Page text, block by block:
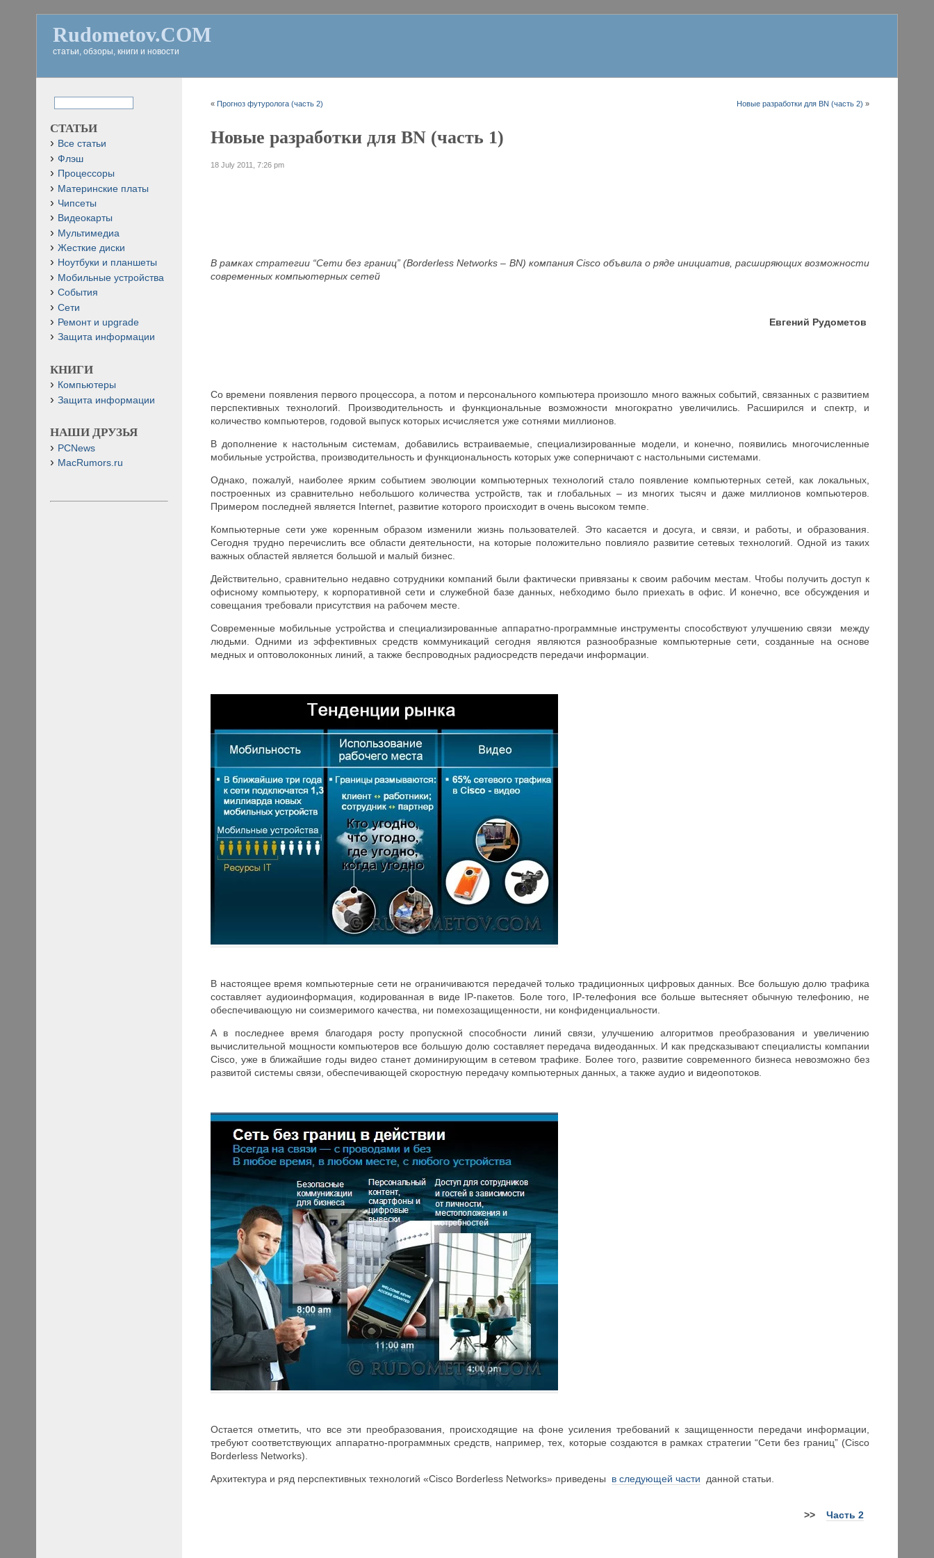
Rudometov.COM
статьи, обзоры, книги и новости
«Прогноз футуролога (часть 2) Новые разработки для BN (часть 2) »
Новые разработки для BN (часть 1)
18 July 2011, 7:26 pm
В рамках стратегии “Сети без границ” (Borderless Networks – BN) компания Cisco объвила о ряде инициатив, расширяющих возможности
современных компьютерных сетей
Евгений Рудометов
Со времени появления первого процессора, а потом и персонального компьютера произошло много важных событий, связанных с развитием
перспективных технологий. Производительность и функциональные возможности многократно увеличились. Расширился и спектр, и
количество компьютеров, годовой выпуск которых исчисляется уже сотнями миллионов.
В дополнение к настольным системам, добавились встраиваемые, специализированные модели, и конечно, появились многочисленные
мобильные устройства, производительность и функциональность которых уже соперничают с настольными системами.
Однако, пожалуй, наиболее ярким событием эволюции компьютерных технологий стало появление компьютерных сетей, как локальных,
построенных из сравнительно небольшого количества устройств, так и глобальных – из многих тысяч и даже миллионов компьютеров.
Примером последней является Internet, развитие которого происходит в очень высоком темпе.
Компьютерные сети уже коренным образом изменили жизнь пользователей. Это касается и досуга, и связи, и работы, и образования.
Сегодня трудно перечислить все области деятельности, на которые положительно повлияло развитие сетевых технологий. Одной из таких
важных областей является большой и малый бизнес.
Действительно, сравнительно недавно сотрудники компаний были фактически привязаны к своим рабочим местам. Чтобы получить доступ к
офисному компьютеру, к корпоративной сети и служебной базе данных, небходимо было приехать в офис. И конечно, все обсуждения и
совещания требовали присутствия на рабочем месте.
Современные мобильные устройства и специализированные аппаратно-программные инструменты способствуют улучшению связи между
людьми. Одними из эффективных средств коммуникаций сегодня являются разнообразные компьютерные сети, созданные на основе
медных и оптоволоконных линий, а также беспроводных радиосредств передачи информации.
В настоящее время компьютерные сети не ограничиваются передачей только традиционных цифровых данных. Все большую долю трафика
составляет аудиоинформация, кодированная в виде IP-пакетов. Боле того, IP-телефония все больше вытесняет обычную телефонию, не
обеспечивающую ни соизмеримого качества, ни помехозащищенности, ни конфиденциальности.
А в последнее время благодаря росту пропускной способности линий связи, улучшению алгоритмов преобразования и увеличению
вычислительной мощности компьютеров все большую долю составляет передача видеоданных. И как предсказывают специалисты компании
Cisco, уже в ближайшие годы видео станет доминирующим в сетевом трафике. Более того, развитие современного бизнеса невозможно без
развитой системы связи, обеспечивающей скоростную передачу компьютерных данных, а также аудио и видеопотоков.
Остается отметить, что все эти преобразования, происходящие на фоне усиления требований к защищенности передачи информации,
требуют соответствующих аппаратно-программных средств, например, тех, которые создаются в рамках стратегии “Сети без границ” (Cisco
Borderless Networks).
Архитектура и ряд перспективных технологий «Cisco Borderless Networks» приведены в следующей части данной статьи.
>> Часть 2
СТАТЬИ
Все статьи
Флэш
Процессоры
Материнские платы
Чипсеты
Видеокарты
Мультимедиа
Жесткие диски
Ноутбуки и планшеты
Мобильные устройства
События
Сети
Ремонт и upgrade
Защита информации
КНИГИ
Компьютеры
Защита информации
НАШИ ДРУЗЬЯ
PCNews
MacRumors.ru